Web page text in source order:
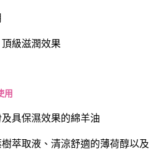
級滋潤效果
用
具保濕效果的綿羊油
萃取液、清涼舒適的薄荷醇以及